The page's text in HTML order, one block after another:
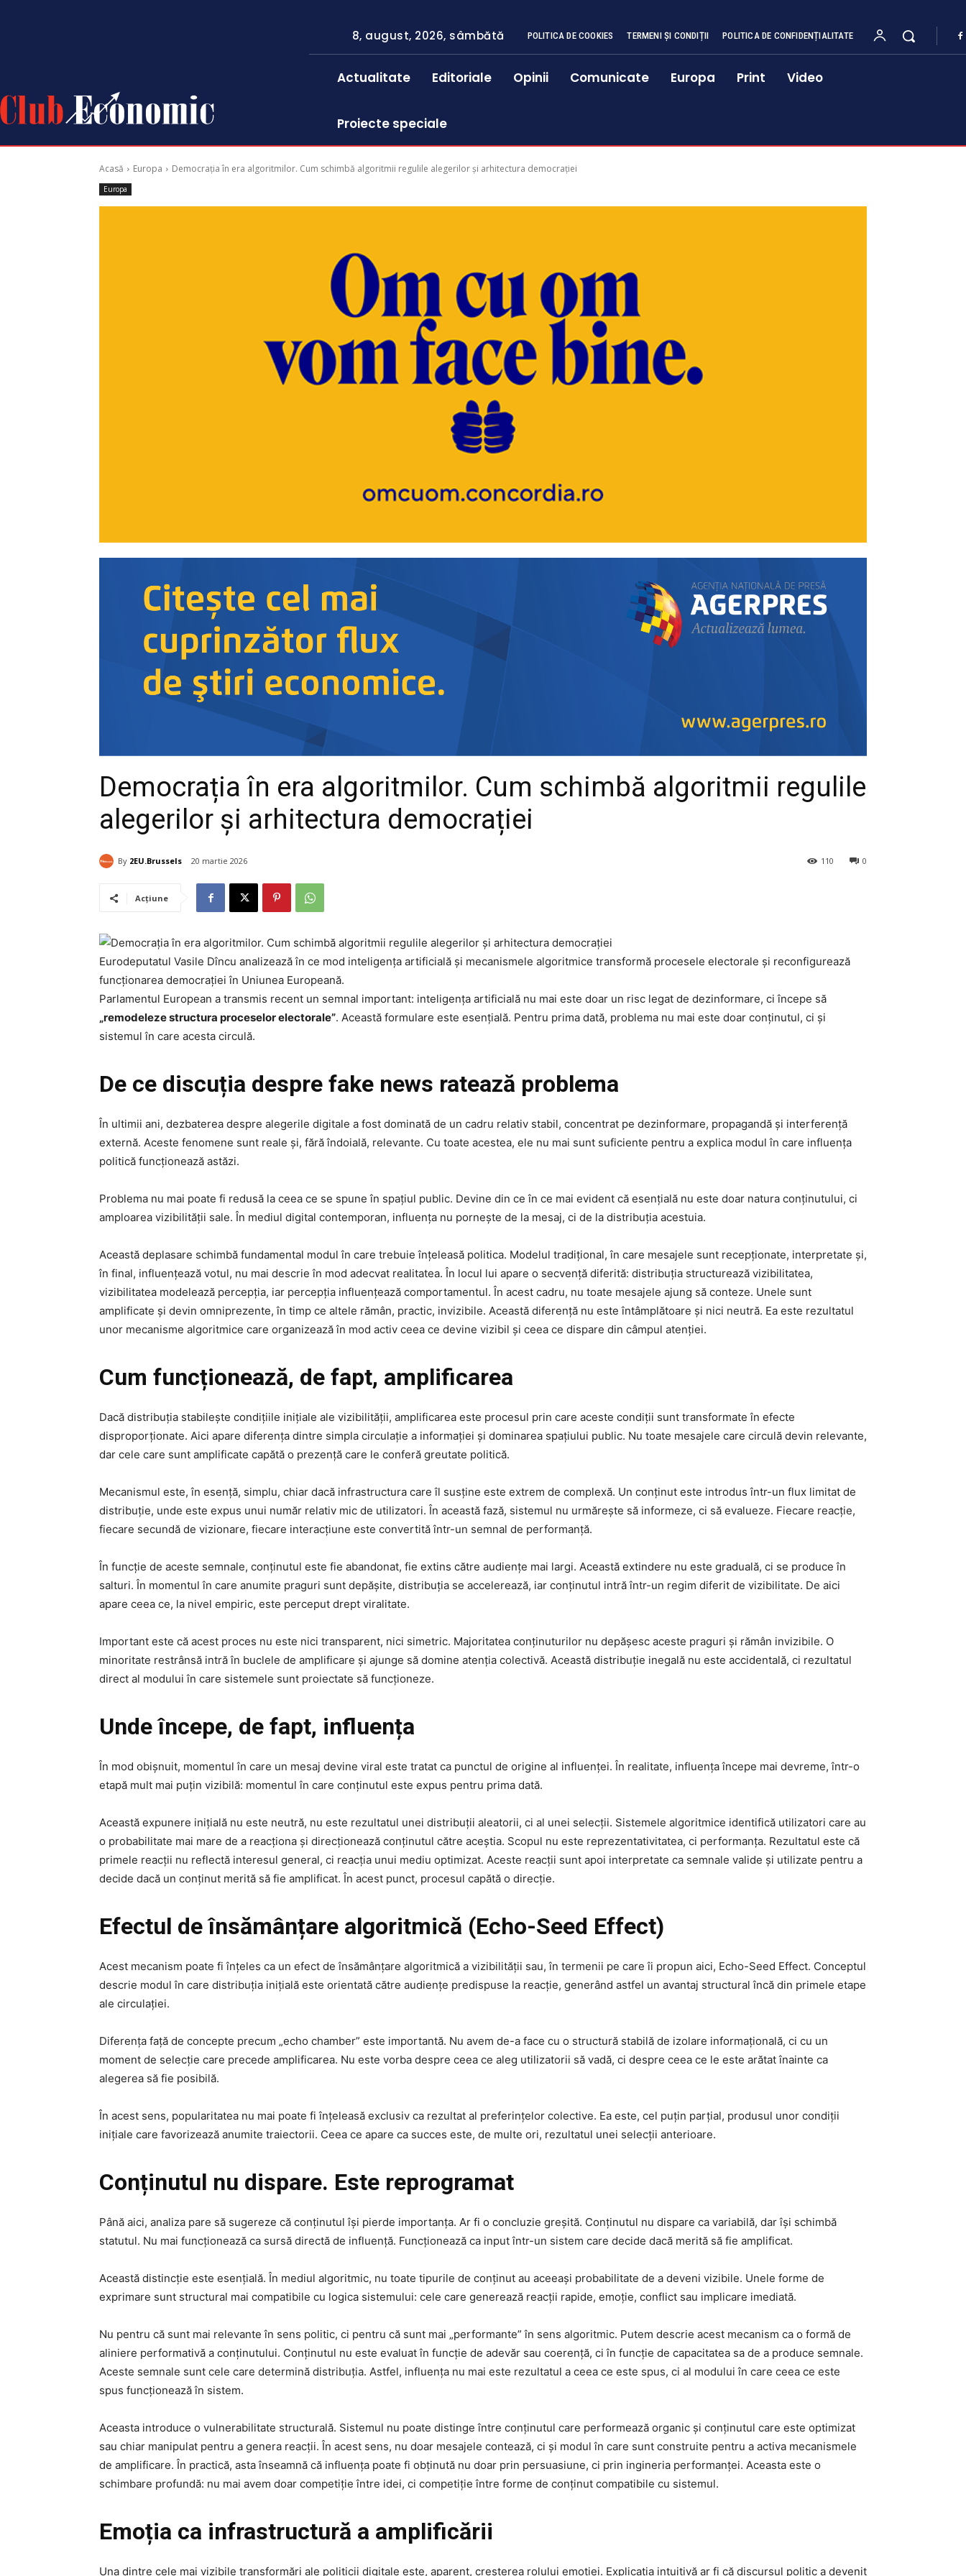
8, august, 2026, sâmbătă POLITICA DE COOKIES TERMENI ȘI CONDIȚII POLITICA DE CONFIDENȚIALITATE
Actualitate Editoriale Opinii Comunicate Europa Print Video
Proiecte speciale
Acasă Europa Democrația în era algoritmilor. Cum schimbă algoritmii regulile alegerilor și arhitectura democrației
Europa
Democrația în era algoritmilor. Cum schimbă algoritmii regulile
alegerilor și arhitectura democrației
By 2EU.Brussels 20 martie 2026 0
110
Acțiune
Eurodeputatul Vasile Dîncu analizează în ce mod inteligența artificială și mecanismele algoritmice transformă procesele electorale și reconfigurează
funcționarea democrației în Uniunea Europeană.
Parlamentul European a transmis recent un semnal important: inteligența artificială nu mai este doar un risc legat de dezinformare, ci începe să
„remodeleze structura proceselor electorale”. Această formulare este esențială. Pentru prima dată, problema nu mai este doar conținutul, ci și
sistemul în care acesta circulă.
De ce discuția despre fake news ratează problema
În ultimii ani, dezbaterea despre alegerile digitale a fost dominată de un cadru relativ stabil, concentrat pe dezinformare, propagandă și interferență
externă. Aceste fenomene sunt reale și, fără îndoială, relevante. Cu toate acestea, ele nu mai sunt suficiente pentru a explica modul în care influența
politică funcționează astăzi.
Problema nu mai poate fi redusă la ceea ce se spune în spațiul public. Devine din ce în ce mai evident că esențială nu este doar natura conținutului, ci
amploarea vizibilității sale. În mediul digital contemporan, influența nu pornește de la mesaj, ci de la distribuția acestuia.
Această deplasare schimbă fundamental modul în care trebuie înțeleasă politica. Modelul tradițional, în care mesajele sunt recepționate, interpretate și,
în final, influențează votul, nu mai descrie în mod adecvat realitatea. În locul lui apare o secvență diferită: distribuția structurează vizibilitatea,
vizibilitatea modelează percepția, iar percepția influențează comportamentul. În acest cadru, nu toate mesajele ajung să conteze. Unele sunt
amplificate și devin omniprezente, în timp ce altele rămân, practic, invizibile. Această diferență nu este întâmplătoare și nici neutră. Ea este rezultatul
unor mecanisme algoritmice care organizează în mod activ ceea ce devine vizibil și ceea ce dispare din câmpul atenției.
Cum funcționează, de fapt, amplificarea
Dacă distribuția stabilește condițiile inițiale ale vizibilității, amplificarea este procesul prin care aceste condiții sunt transformate în efecte
disproporționate. Aici apare diferența dintre simpla circulație a informației și dominarea spațiului public. Nu toate mesajele care circulă devin relevante,
dar cele care sunt amplificate capătă o prezență care le conferă greutate politică.
Mecanismul este, în esență, simplu, chiar dacă infrastructura care îl susține este extrem de complexă. Un conținut este introdus într-un flux limitat de
distribuție, unde este expus unui număr relativ mic de utilizatori. În această fază, sistemul nu urmărește să informeze, ci să evalueze. Fiecare reacție,
fiecare secundă de vizionare, fiecare interacțiune este convertită într-un semnal de performanță.
În funcție de aceste semnale, conținutul este fie abandonat, fie extins către audiențe mai largi. Această extindere nu este graduală, ci se produce în
salturi. În momentul în care anumite praguri sunt depășite, distribuția se accelerează, iar conținutul intră într-un regim diferit de vizibilitate. De aici
apare ceea ce, la nivel empiric, este perceput drept viralitate.
Important este că acest proces nu este nici transparent, nici simetric. Majoritatea conținuturilor nu depășesc aceste praguri și rămân invizibile. O
minoritate restrânsă intră în buclele de amplificare și ajunge să domine atenția colectivă. Această distribuție inegală nu este accidentală, ci rezultatul
direct al modului în care sistemele sunt proiectate să funcționeze.
Unde începe, de fapt, influența
În mod obișnuit, momentul în care un mesaj devine viral este tratat ca punctul de origine al influenței. În realitate, influența începe mai devreme, într-o
etapă mult mai puțin vizibilă: momentul în care conținutul este expus pentru prima dată.
Această expunere inițială nu este neutră, nu este rezultatul unei distribuții aleatorii, ci al unei selecții. Sistemele algoritmice identifică utilizatori care au
o probabilitate mai mare de a reacționa și direcționează conținutul către aceștia. Scopul nu este reprezentativitatea, ci performanța. Rezultatul este că
primele reacții nu reflectă interesul general, ci reacția unui mediu optimizat. Aceste reacții sunt apoi interpretate ca semnale valide și utilizate pentru a
decide dacă un conținut merită să fie amplificat. În acest punct, procesul capătă o direcție.
Efectul de însămânțare algoritmică (Echo-Seed Effect)
Acest mecanism poate fi înțeles ca un efect de însămânțare algoritmică a vizibilității sau, în termenii pe care îi propun aici, Echo-Seed Effect. Conceptul
descrie modul în care distribuția inițială este orientată către audiențe predispuse la reacție, generând astfel un avantaj structural încă din primele etape
ale circulației.
Diferența față de concepte precum „echo chamber” este importantă. Nu avem de-a face cu o structură stabilă de izolare informațională, ci cu un
moment de selecție care precede amplificarea. Nu este vorba despre ceea ce aleg utilizatorii să vadă, ci despre ceea ce le este arătat înainte ca
alegerea să fie posibilă.
În acest sens, popularitatea nu mai poate fi înțeleasă exclusiv ca rezultat al preferințelor colective. Ea este, cel puțin parțial, produsul unor condiții
inițiale care favorizează anumite traiectorii. Ceea ce apare ca succes este, de multe ori, rezultatul unei selecții anterioare.
Conținutul nu dispare. Este reprogramat
Până aici, analiza pare să sugereze că conținutul își pierde importanța. Ar fi o concluzie greșită. Conținutul nu dispare ca variabilă, dar își schimbă
statutul. Nu mai funcționează ca sursă directă de influență. Funcționează ca input într-un sistem care decide dacă merită să fie amplificat.
Această distincție este esențială. În mediul algoritmic, nu toate tipurile de conținut au aceeași probabilitate de a deveni vizibile. Unele forme de
exprimare sunt structural mai compatibile cu logica sistemului: cele care generează reacții rapide, emoție, conflict sau implicare imediată.
Nu pentru că sunt mai relevante în sens politic, ci pentru că sunt mai „performante” în sens algoritmic. Putem descrie acest mecanism ca o formă de
aliniere performativă a conținutului. Conținutul nu este evaluat în funcție de adevăr sau coerență, ci în funcție de capacitatea sa de a produce semnale.
Aceste semnale sunt cele care determină distribuția. Astfel, influența nu mai este rezultatul a ceea ce este spus, ci al modului în care ceea ce este
spus funcționează în sistem.
Aceasta introduce o vulnerabilitate structurală. Sistemul nu poate distinge între conținutul care performează organic și conținutul care este optimizat
sau chiar manipulat pentru a genera reacții. În acest sens, nu doar mesajele contează, ci și modul în care sunt construite pentru a activa mecanismele
de amplificare. În practică, asta înseamnă că influența poate fi obținută nu doar prin persuasiune, ci prin ingineria performanței. Aceasta este o
schimbare profundă: nu mai avem doar competiție între idei, ci competiție între forme de conținut compatibile cu sistemul.
Emoția ca infrastructură a amplificării
Una dintre cele mai vizibile transformări ale politicii digitale este, aparent, creșterea rolului emoției. Explicația intuitivă ar fi că discursul politic a devenit